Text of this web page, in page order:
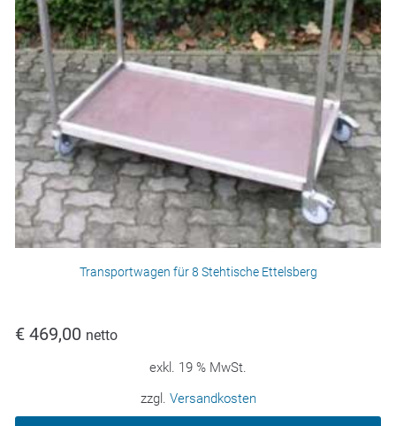
Transportwagen für 8 Stehtische Ettelsberg
€ 469,00 netto
exkl. 19 % MwSt.
zzgl. Versandkosten